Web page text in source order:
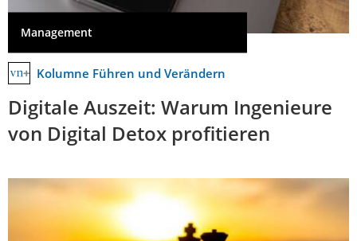
Management
Kolumne Führen und Verändern
Digitale Auszeit: Warum Ingenieure
von Digital Detox profitieren